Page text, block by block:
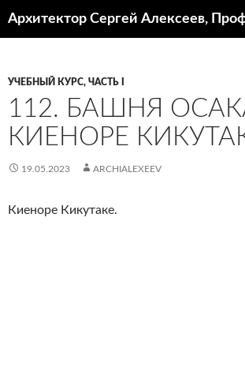
УЧЕБНЫЙ КУРС, ЧАСТЬ I
112. БАШНЯ
КИЕНОРЕ
19.05.2023 ARCHIALEXEEV
Киеноре Кикутаке.